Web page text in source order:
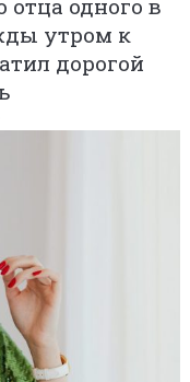
отца одного в
утром к
дорогой